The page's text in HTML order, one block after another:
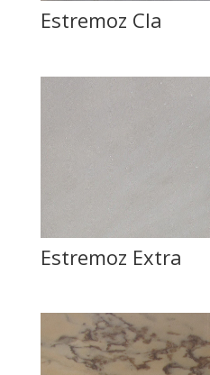
Estremoz Cla
Estremoz Extra